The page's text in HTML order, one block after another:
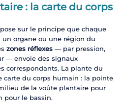
: la carte du corps
sur le principe que chaque
organe ou une région du
zones réflexes— par pression,
— envoie des signaux
correspondants. La plante du
carte du corps humain : la pointe
de la voûte plantaire pour
pour le bassin.